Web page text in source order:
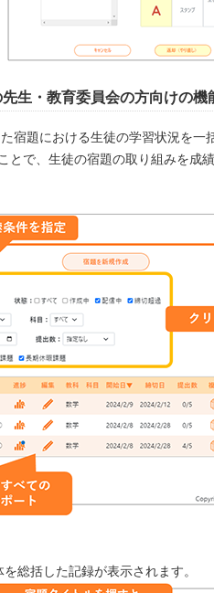
生・教育委員会の方向けの機
宿題における生徒の学習状況を一
とで、生徒の宿題の取り組みを成
総括した記録が表示されます。